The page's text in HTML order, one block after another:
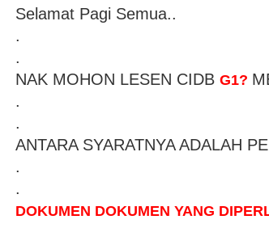
Selamat Pagi Semua..
.
.
NAK MOHON LESEN CIDB G1?
.
.
ANTARA SYARATNYA ADALAH
.
.
DOKUMEN DOKUMEN YANG